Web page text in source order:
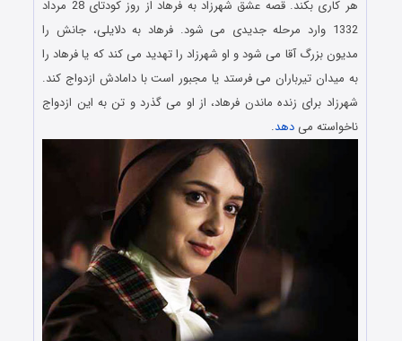
هر کاری بکند. قصه عشق شهرزاد به فرهاد از روز کودتای 28 مرداد
1332 وارد مرحله جدیدی می شود. فرهاد به دلایلی، جانش را
مدیون بزرگ آقا می شود و او شهرزاد را تهدید می کند که یا فرهاد را
به میدان تیرباران می فرستد یا مجبور است با دامادش ازدواج کند.
شهرزاد برای زنده ماندن فرهاد، از او می گذرد و تن به این ازدواج
ناخواسته میدهد.